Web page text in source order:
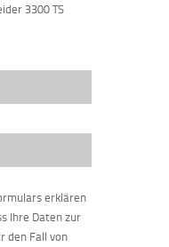
3300 TS
erklären
Ihre Daten zur
den Fall von